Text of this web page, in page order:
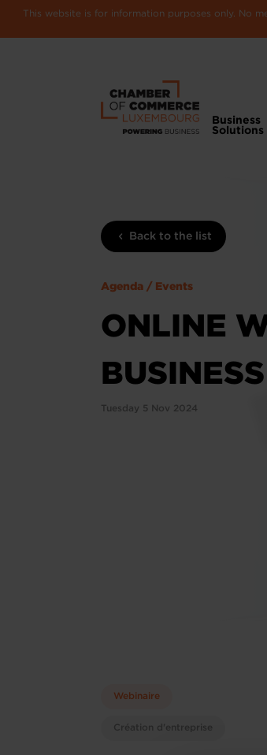
This website is for information purposes only. No
Business
Solutions
Back to the list
Agenda / Events
ONLINE
Tuesday 5 Nov 2024
Webinaire
Création d'entreprise